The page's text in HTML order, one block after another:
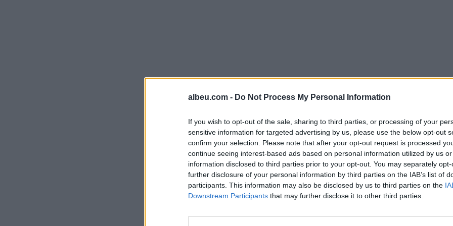
albeu.com - Do Not Process My Personal Information
If you wish to opt-out of the sale, sharing to third parties, or processing of your
sensitive information for targeted advertising by us, please use the below opt-out
confirm your selection. Please note that after your opt-out request is processed
continue seeing interest-based ads based on personal information utilized by us
information disclosed to third parties prior to your opt-out. You may separately
further disclosure of your personal information by third parties on the IAB’s list of
participants. This information may also be disclosed by us to third parties on the
Downstream Participants that may further disclose it to other third parties.